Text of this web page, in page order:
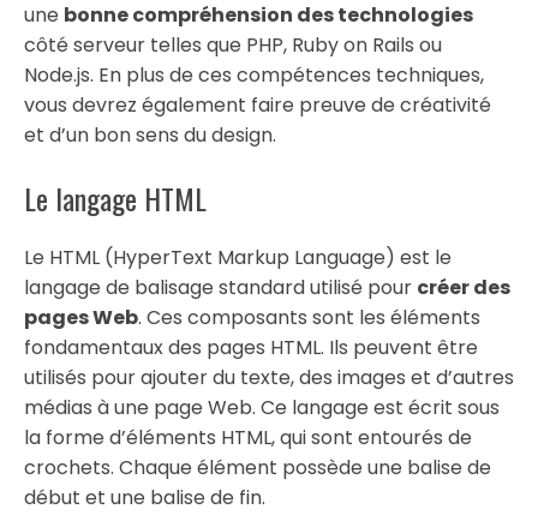
une bonne compréhension des technologies
côté serveur telles que PHP, Ruby on Rails ou
Node.js. En plus de ces compétences techniques,
vous devrez également faire preuve de créativité
et d’un bon sens du design.
Le langage HTML
Le HTML (HyperText Markup Language) est le
langage de balisage standard utilisé pour créer des
pages Web. Ces composants sont les éléments
fondamentaux des pages HTML. Ils peuvent être
utilisés pour ajouter du texte, des images et d’autres
médias à une page Web. Ce langage est écrit sous
la forme d’éléments HTML, qui sont entourés de
crochets. Chaque élément possède une balise de
début et une balise de fin.